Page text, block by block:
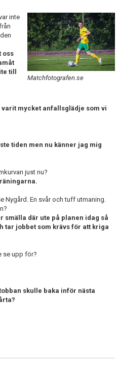
Matchfotografen.se
inte
oss
till
mycket anfallsglädje som vi
tiden men nu känner jag mig
just nu?
Nygård. En svår och tuff utmaning.
smälla där ute på planen idag så
tar jobbet som krävs för att kriga
se upp för?
skulle baka inför nästa